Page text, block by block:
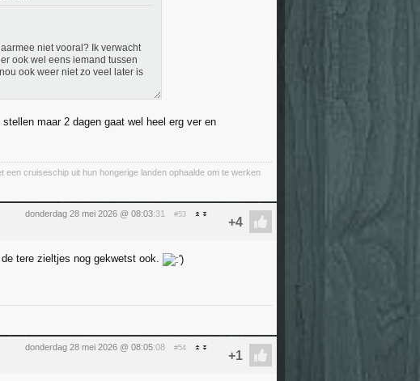
niet vooral? Ik verwacht
ook wel eens iemand tussen
ook weer niet zo veel later is
maar 2 dagen gaat wel heel erg ver en
cruiseschip uit hun hongerige landen ophaalde om te werken
donderdag 28 mei 2026 @ 08:03:31 #53
tere zieltjes nog gekwetst ook.
donderdag 28 mei 2026 @ 08:05:08 #54